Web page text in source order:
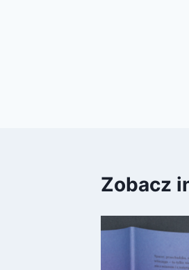
Zobacz